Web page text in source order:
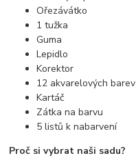
Ořezávátko
1 tužka
Guma
Lepidlo
Korektor
12 akvarelových barev
Kartáč
Zátka na barvu
5 listů k nabarvení
Proč si vybrat naši sadu?